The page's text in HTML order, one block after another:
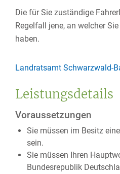
Die für Sie zuständige
Regelfall jene, an welcher
haben.
Landratsamt Schwarzwald-
Leistungsdetails
Voraussetzungen
Sie müssen im Besitz
sein.
Sie müssen Ihren
Bundesrepublik